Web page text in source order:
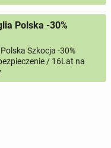
NR TELEFONU , np.:
Polska -30%
Szkocja -30%
/ 16Lat na